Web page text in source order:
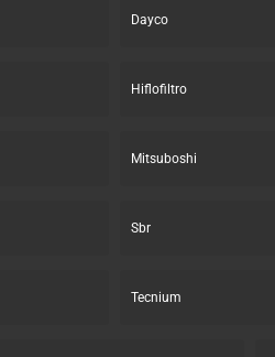
Dayco
Hiflofiltro
Mitsuboshi
Sbr
Tecnium